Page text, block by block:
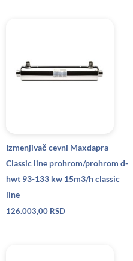
Izmenjivač cevni Maxdapra
Classic line prohrom/prohrom d-
hwt 93-133 kw 15m3/h classic
line
126.003,00 RSD